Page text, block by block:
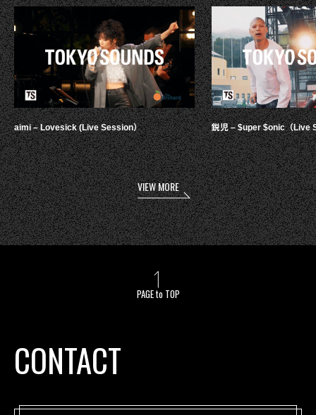
aimi – Lovesick (Live Session） 鋭児 – $uper $onic（Live
VIEW MORE
PAGE to TOP
CONTACT